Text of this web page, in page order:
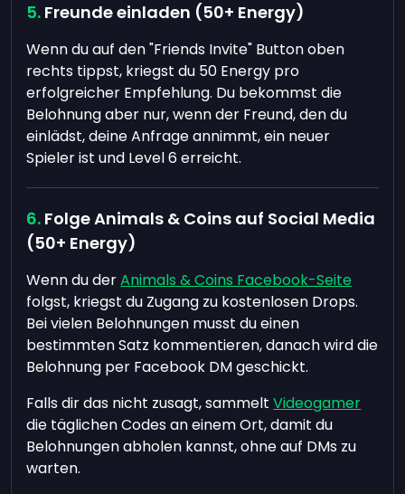
Freunde einladen (50+ Energy)
Wenn du auf den "Friends Invite" Button oben
rechts tippst, kriegst du 50 Energy pro
erfolgreicher Empfehlung. Du bekommst die
Belohnung aber nur, wenn der Freund, den du
einlädst, deine Anfrage annimmt, ein neuer
Spieler ist und Level 6 erreicht.
Folge Animals & Coins auf Social Media
(50+ Energy)
Wenn du derAnimals & Coins Facebook-Seite
folgst, kriegst du Zugang zu kostenlosen Drops.
Bei vielen Belohnungen musst du einen
bestimmten Satz kommentieren, danach wird die
Belohnung per Facebook DM geschickt.
Falls dir das nicht zusagt, sammeltVideogamer
die täglichen Codes an einem Ort, damit du
Belohnungen abholen kannst, ohne auf DMs zu
warten.